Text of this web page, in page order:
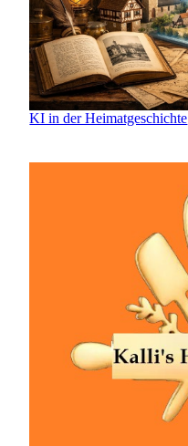
KI in der Heimatgeschichte